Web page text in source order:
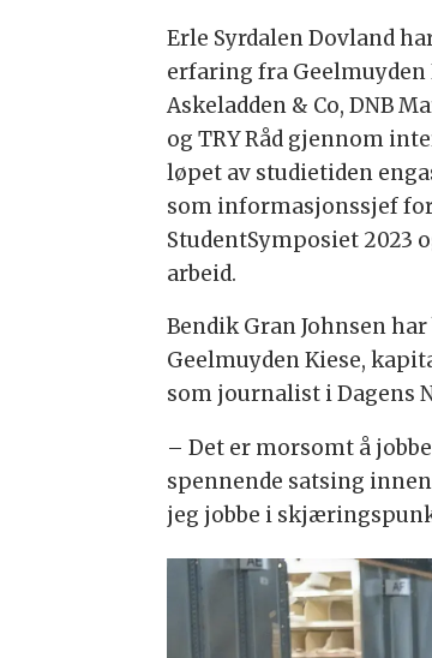
Erle Syrdalen Dovland
erfaring fra Geelmuyden
Askeladden & Co, DNB
og TRY Råd gjennom
løpet av studietiden
som informasjonssjef
StudentSymposiet 2023
arbeid.
Bendik Gran Johnsen
Geelmuyden Kiese,
som journalist i Dagens
– Det er morsomt å
spennende satsing
jeg jobbe i